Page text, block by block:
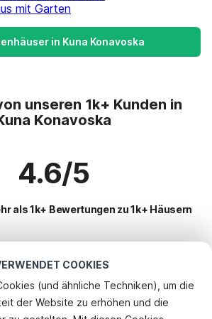
COOKIES
(und ähnliche Techniken), um die
der Website zu erhöhen und die
mit Garten
in Kuna Konavoska
unseren 1k+ Kunden in
Konavoska
4.6/5
als 1k+ Bewertungen zu 1k+ Häusern
für Urlaub